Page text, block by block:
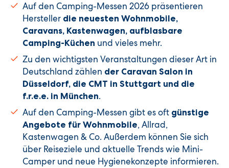
Auf den Camping-Messen 2026 präsentieren
Hersteller die neuesten Wohnmobile,
Caravans, Kastenwagen, aufblasbare
Camping-Küchen und vieles mehr.
Zu den wichtigsten Veranstaltungen dieser Art in
Deutschland zählen der Caravan Salon in
Düsseldorf, die CMT in Stuttgart und die
f.r.e.e. in München.
Auf den Camping-Messen gibt es oft günstige
Angebote für Wohnmobile, Allrad,
Kastenwagen & Co. Außerdem können Sie sich
über Reiseziele und aktuelle Trends wie Mini-
Camper und neue Hygienekonzepte informieren.